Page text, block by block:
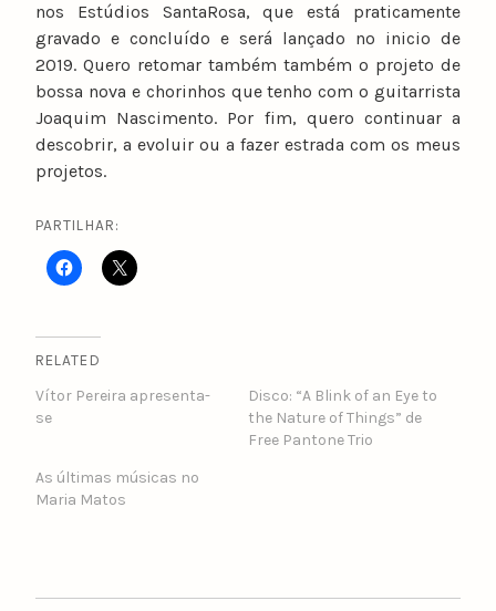
nos Estúdios SantaRosa, que está praticamente
gravado e concluído e será lançado no inicio de
2019. Quero retomar também também o projeto de
bossa nova e chorinhos que tenho com o guitarrista
Joaquim Nascimento. Por fim, quero continuar a
descobrir, a evoluir ou a fazer estrada com os meus
projetos.
PARTILHAR:
RELATED
Vítor Pereira apresenta-
se
Disco: “A Blink of an Eye to
the Nature of Things” de
Free Pantone Trio
As últimas músicas no
Maria Matos
POST